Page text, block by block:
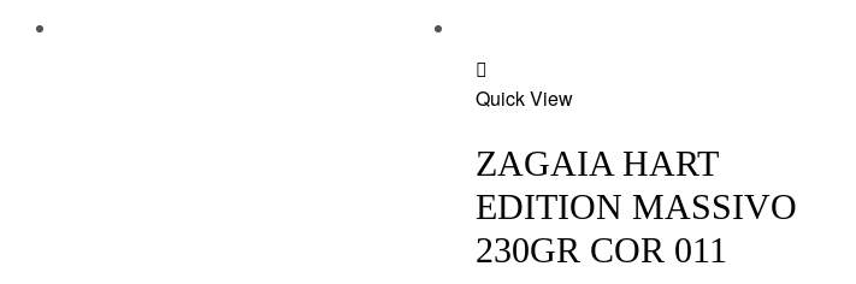
to
Quick View
ZAGAIA HART
EDITION MASSIVO
230GR COR 011